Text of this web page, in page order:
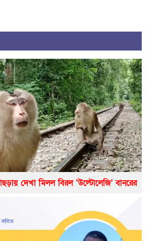
দেখা মিলল বিরল ‘উল্টোলেজি’ বানরের